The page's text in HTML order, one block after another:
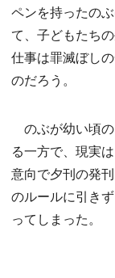
ペンを持ったの
て、子どもたち
仕事は罪滅ぼし
のだろう。
のぶが幼い頃
る一方で、現実
意向で夕刊の発
のルールに引き
ってしまった。